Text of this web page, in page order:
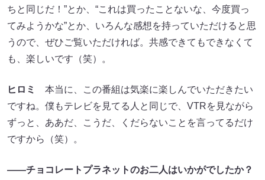
ちと同じだ！”とか、“これは買ったことないな、今度買っ
てみようかな”とか、いろんな感想を持っていただけると思
うので、ぜひご覧いただければ。共感できてもできなくて
も、楽しいです（笑）。
ヒロミ
本当に、この番組は気楽に楽しんでいただきたい
ですね。僕もテレビを見てる人と同じで、VTRを見ながら
ずっと、ああだ、こうだ、くだらないことを言ってるだけ
ですから（笑）。
――チョコレートプラネットのお二人はいかがでしたか？